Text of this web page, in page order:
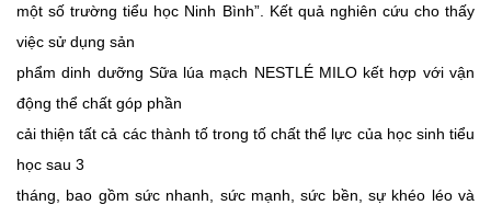
một số trường tiểu học Ninh Bình”. Kết quả nghiên cứu cho thấy
việc sử dụng sản
phẩm dinh dưỡng Sữa lúa mạch NESTLÉ MILO kết hợp với vận
động thể chất góp phần
cải thiện tất cả các thành tố trong tố chất thể lực của học sinh tiểu
học sau 3
tháng, bao gồm sức nhanh, sức mạnh, sức bền, sự khéo léo và